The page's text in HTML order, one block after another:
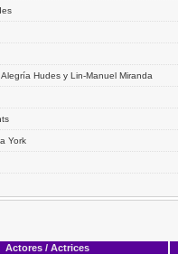
Hudes y Lin-Manuel Miranda
York
Actores / Actrices